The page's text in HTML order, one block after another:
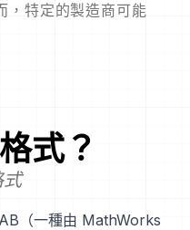
，特定的製造商可能
格式？
（一種由 MathWorks